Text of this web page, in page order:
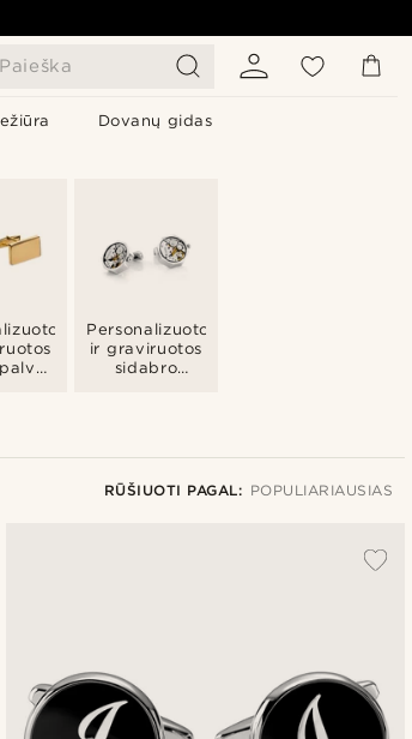
Paieška
Dovanų gidas
Personalizuotos
ir graviruotos
sidabro
RŪŠIUOTI PAGAL: POPULIARIAUSIAS